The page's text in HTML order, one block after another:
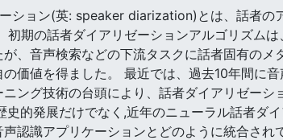
ション(英: speaker diarization)とは、話者の
期の話者ダイアリゼーションアルゴリズム
、音声検索などの下流タスクに話者固有の
価値を得ました。 最近では、過去10年間に
ング技術の台頭により、話者ダイアリゼー
的発展だけでなく,近年のニューラル話者ダ
認識アプリケーションとどのように統合さ